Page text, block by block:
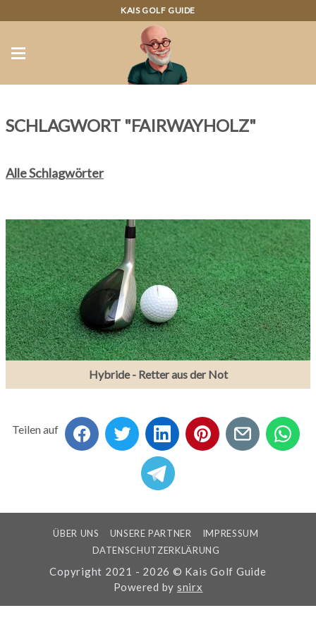
KAIS GOLF GUIDE
SCHLAGWORT "FAIRWAYHOLZ"
Alle Schlagwörter
Hybride - Retter aus der Not
Teilen auf
ÜBER UNS UNSERE PARTNER
IMPRESSUM
DATENSCHUTZERKLÄRUNG
Copyright 2021 - 2026 © Kais Golf Guide
Powered by snirx